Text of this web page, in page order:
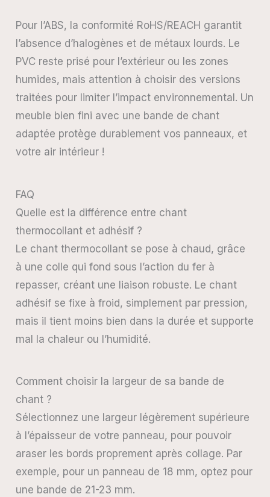
Pour l’ABS, la conformité RoHS/REACH garantit
l’absence d’halogènes et de métaux lourds. Le
PVC reste prisé pour l’extérieur ou les zones
humides, mais attention à choisir des versions
traitées pour limiter l’impact environnemental. Un
meuble bien fini avec une bande de chant
adaptée protège durablement vos panneaux, et
votre air intérieur !
FAQ
Quelle est la différence entre chant
thermocollant et adhésif ?
Le chant thermocollant se pose à chaud, grâce
à une colle qui fond sous l’action du fer à
repasser, créant une liaison robuste. Le chant
adhésif se fixe à froid, simplement par pression,
mais il tient moins bien dans la durée et supporte
mal la chaleur ou l’humidité.
Comment choisir la largeur de sa bande de
chant ?
Sélectionnez une largeur légèrement supérieure
à l’épaisseur de votre panneau, pour pouvoir
araser les bords proprement après collage. Par
exemple, pour un panneau de 18 mm, optez pour
une bande de 21-23 mm.